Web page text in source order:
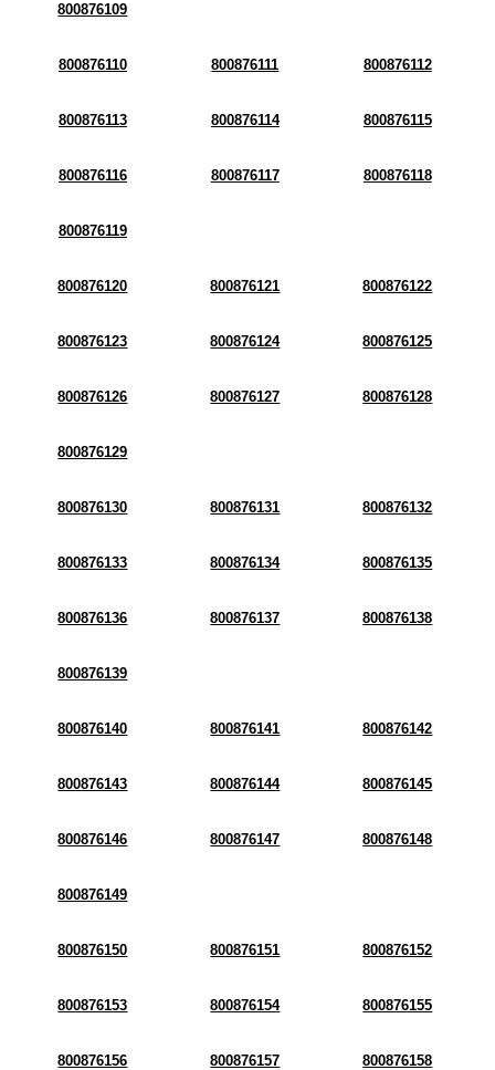
800876109
800876110 800876111 800876112
800876113 800876114 800876115
800876116 800876117 800876118
800876119
800876120 800876121 800876122
800876123 800876124 800876125
800876126 800876127 800876128
800876129
800876130 800876131 800876132
800876133 800876134 800876135
800876136 800876137 800876138
800876139
800876140 800876141 800876142
800876143 800876144 800876145
800876146 800876147 800876148
800876149
800876150 800876151 800876152
800876153 800876154 800876155
800876156 800876157 800876158